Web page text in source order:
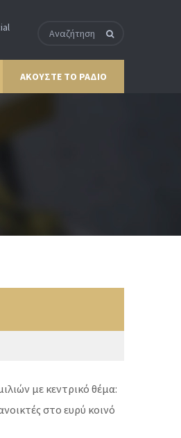
ΑΚΟΥΣΤΕ ΤΟ ΡΑΔΙΟ
με κεντρικό θέμα:
στο ευρύ κοινό